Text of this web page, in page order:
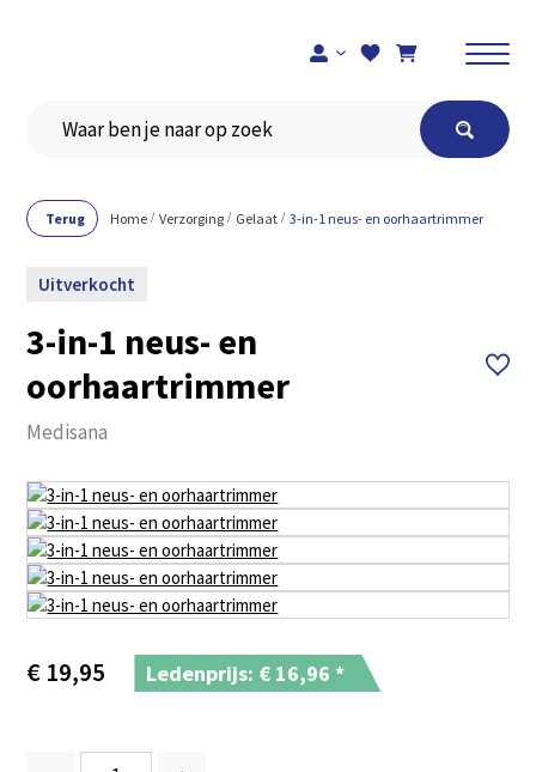
Terug Home Verzorging Gelaat 3-in-1 neus- en oorhaartrimmer
Uitverkocht
3-in-1 neus- en
oorhaartrimmer
Medisana
€ 19,95 Ledenprijs: € 16,96 *